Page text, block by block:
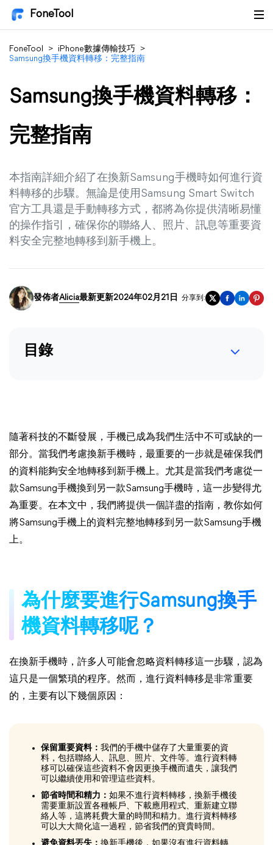
FoneTool
FoneTool > iPhone數據傳輸技巧
>
Samsung換手機資料轉移：完整指南
Samsung換手機資料轉移：
完整指南
本指南詳細介紹了在換新Samsung手機時如何進行資
料轉移的步驟。無論是使用Samsung Smart Switch
官方工具還是手動轉移方式，都將為你提供清晰易懂
的操作指引，確保你的聯絡人、照片、訊息等重要資
料安全完整地轉移到新手機上。
發佈者Alicia最新更新2024年02月21日 分享到:
目錄
隨著科技的不斷發展，手機已成為我們生活中不可或缺的一
部分。當我們考慮換新手機時，最重要的一步就是確保我們
的資料能夠安全地轉移到新手機上。尤其是當我們考慮從一
款Samsung手機換到另一款Samsung手機時，這一步變得尤
為重要。在本文中，我們將提供一個詳盡的指南，教你如何
將Samsung手機上的資料完整地轉移到另一款Samsung手機
上。
為什麼要進行Samsung換手
機資料轉移呢？
在換新手機時，許多人可能會忽略資料轉移這一步驟，認為
這只是一個繁瑣的程序。然而，進行資料轉移是非常重要
的，主要有以下幾個原因：
保留重要資料： 我們的手機中儲存了大量重要的資
料，包括聯絡人、訊息、照片、文件等。進行資料轉
移可以確保這些資料不會因更換手機而遺失，讓我們
可以繼續使用和管理這些資料。
節省時間和精力： 如果不進行資料轉移，換新手機後
需要重新設置各種帳戶、下載應用程式、重新建立聯
絡人等，這將耗費大量的時間和精力。進行資料轉移
可以大大簡化這一過程，節省我們的寶貴時間。